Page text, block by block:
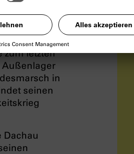
kommt mit
Bruder
und sein
zum letzten
Außenlager
in
seinen
Dachau